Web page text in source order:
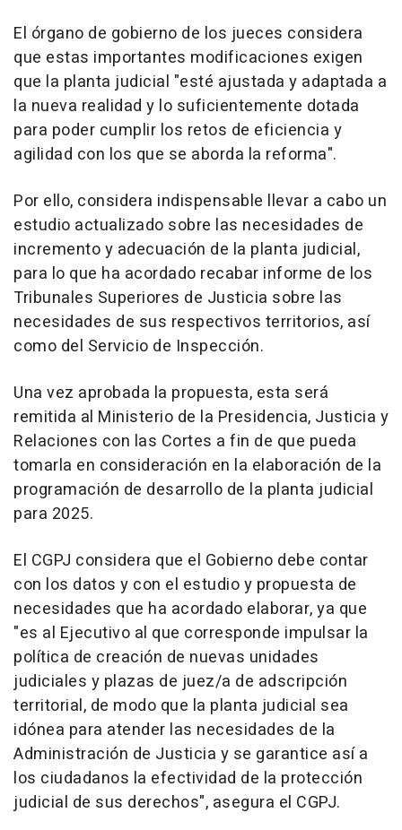
El órgano de gobierno de los jueces considera
que estas importantes modificaciones exigen
que la planta judicial "esté ajustada y adaptada a
la nueva realidad y lo suficientemente dotada
para poder cumplir los retos de eficiencia y
agilidad con los que se aborda la reforma".
Por ello, considera indispensable llevar a cabo un
estudio actualizado sobre las necesidades de
incremento y adecuación de la planta judicial,
para lo que ha acordado recabar informe de los
Tribunales Superiores de Justicia sobre las
necesidades de sus respectivos territorios, así
como del Servicio de Inspección.
Una vez aprobada la propuesta, esta será
remitida al Ministerio de la Presidencia, Justicia y
Relaciones con las Cortes a fin de que pueda
tomarla en consideración en la elaboración de la
programación de desarrollo de la planta judicial
para 2025.
El CGPJ considera que el Gobierno debe contar
con los datos y con el estudio y propuesta de
necesidades que ha acordado elaborar, ya que
"es al Ejecutivo al que corresponde impulsar la
política de creación de nuevas unidades
judiciales y plazas de juez/a de adscripción
territorial, de modo que la planta judicial sea
idónea para atender las necesidades de la
Administración de Justicia y se garantice así a
los ciudadanos la efectividad de la protección
judicial de sus derechos", asegura el CGPJ.